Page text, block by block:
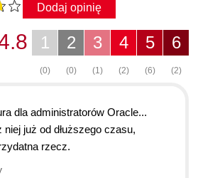
Dodaj opinię
6
(2)
5
(6)
4
(2)
3
(1)
2
(0)
1
(0)
dla administratorów Oracle...
już od dłuższego czasu,
rzecz.